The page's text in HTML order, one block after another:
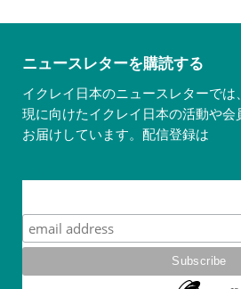
South America Secretariat
USA Office
ニュースレターを購読する
イクレイ日本のニュースレターでは
現に向けたイクレイ日本の活動や
お届けしています。配信登録は